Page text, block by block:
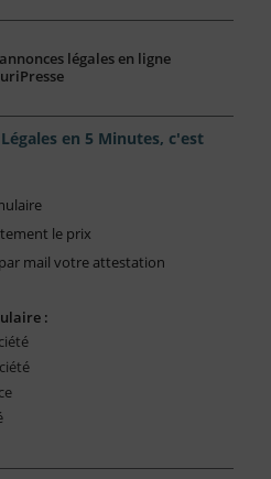
légales en ligne
en 5 Minutes, c'est
le prix
mail votre attestation
: